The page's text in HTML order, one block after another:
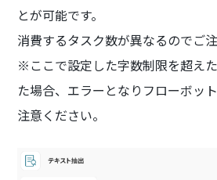
とが可能です。
消費するタスク数が異なるのでご
※ここで設定した字数制限を超え
た場合、エラーとなりフローボッ
注意ください。